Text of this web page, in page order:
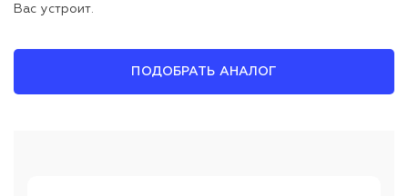
Вас устроит.
ПОДОБРАТЬ АНАЛОГ